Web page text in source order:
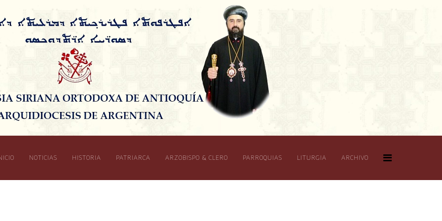
NOTICIAS HISTORIA PATRIARCA ARZOBISPO & CLERO PARROQUIAS LITURGIA ARCHIVO